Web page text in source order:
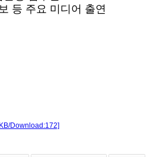
등 주요 미디어 출연
Download:172]